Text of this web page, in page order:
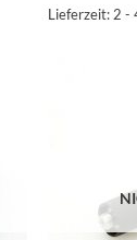
Lieferzeit:2 -